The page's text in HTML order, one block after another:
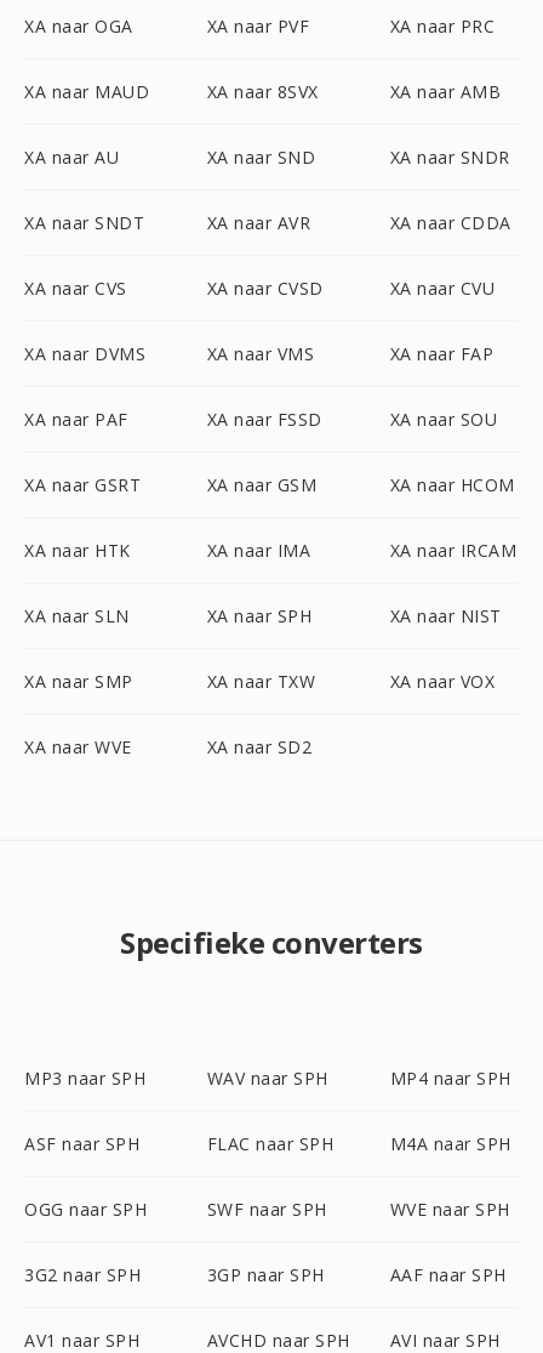
XA naar OGA XA naar PVF XA naar PRC
XA naar MAUD XA naar 8SVX XA naar AMB
XA naar AU XA naar SND XA naar SNDR
XA naar SNDT XA naar AVR XA naar CDDA
XA naar CVS XA naar CVSD XA naar CVU
XA naar DVMS XA naar VMS XA naar FAP
XA naar PAF XA naar FSSD XA naar SOU
XA naar GSRT XA naar GSM XA naar HCOM
XA naar HTK XA naar IMA XA naar IRCAM
XA naar SLN XA naar SPH XA naar NIST
XA naar SMP XA naar TXW XA naar VOX
XA naar WVE XA naar SD2
Specifieke converters
MP3 naar SPH WAV naar SPH MP4 naar SPH
ASF naar SPH FLAC naar SPH M4A naar SPH
OGG naar SPH SWF naar SPH WVE naar SPH
3G2 naar SPH 3GP naar SPH AAF naar SPH
AV1 naar SPH AVCHD naar SPH AVI naar SPH